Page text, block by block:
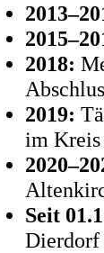
2018:
2019:
im
Seit
Dierdorf